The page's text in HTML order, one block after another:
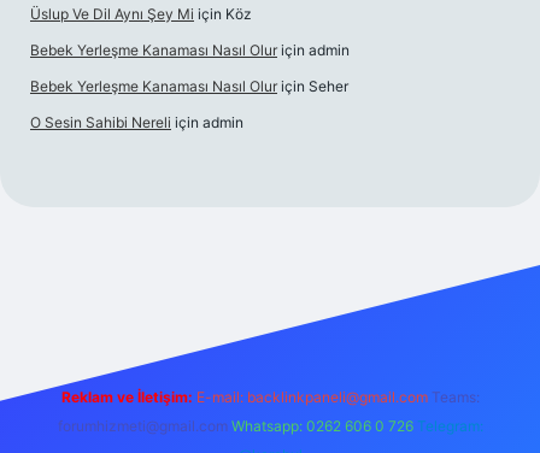
Üslup Ve Dil Aynı Şey Mi için Köz
Bebek Yerleşme Kanaması Nasıl Olur için admin
Bebek Yerleşme Kanaması Nasıl Olur için Seher
O Sesin Sahibi Nereli için admin
Reklam ve İletişim: E-mail: backlinkpaneli@gmail.com Teams:
forumhizmeti@gmail.com Whatsapp: 0262 606 0 726 Telegram: